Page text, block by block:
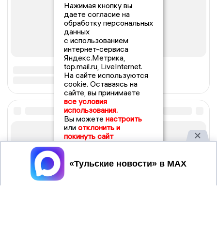
Нажимая кнопку вы
даете согласие на
обработку персональных
данных
с использованием
интернет-сервиса
Яндекс.Метрика,
top.mail.ru, LiveInternet.
На сайте используются
cookie. Оставаясь на
сайте, вы принимаете
все условия
использования.
Вы можете настроить
или отклонить и
покинуть сайт
Принять